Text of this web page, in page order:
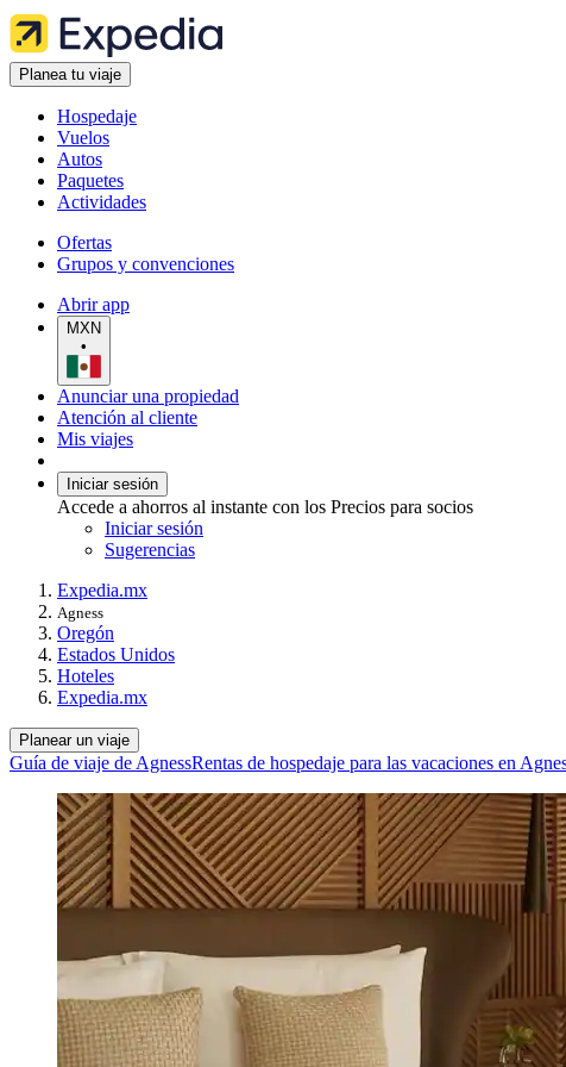
Planea tu viaje
Hospedaje
Vuelos
Autos
Paquetes
Actividades
Ofertas
Grupos y convenciones
Abrir app
MXN
•
Anunciar una propiedad
Atención al cliente
Mis viajes
Iniciar sesión
Accede a ahorros al instante con los Precios para socios
Iniciar sesión
Sugerencias
Expedia.mx
Agness
Oregón
Estados Unidos
Hoteles
Expedia.mx
Planear un viaje
Guía de viaje de AgnessRentas de hospedaje para las vacaciones en